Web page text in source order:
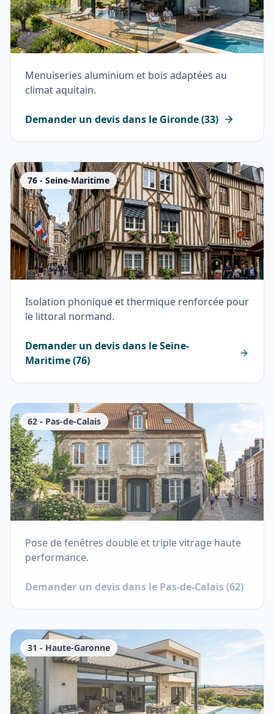
Menuiseries aluminium et bois adaptées au
climat aquitain.
Demander un devis dans le Gironde(33)
76 - Seine-Maritime
Isolation phonique et thermique renforcée pour
le littoral normand.
Demander un devis dans leSeine-
Maritime(76)
62 - Pas-de-Calais
Pose de fenêtres double et triple vitrage haute
performance.
Demander un devis dans le Pas-de-Calais(62)
31 - Haute-Garonne